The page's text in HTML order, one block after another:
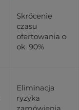
Skrócenie
czasu
ofertowania o
ok. 90%
Eliminacja
ryzyka
zamówienia